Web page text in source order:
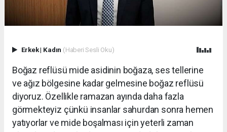
Erkek| Kadın (Haberi Sesli Oku)
Boğaz reflüsü mide asidinin boğaza, ses tellerine
ve ağız bölgesine kadar gelmesine boğaz reflüsü
diyoruz. Özellikle ramazan ayında daha fazla
görmekteyiz çünkü insanlar sahurdan sonra hemen
yatıyorlar ve mide boşalması için yeterli zaman